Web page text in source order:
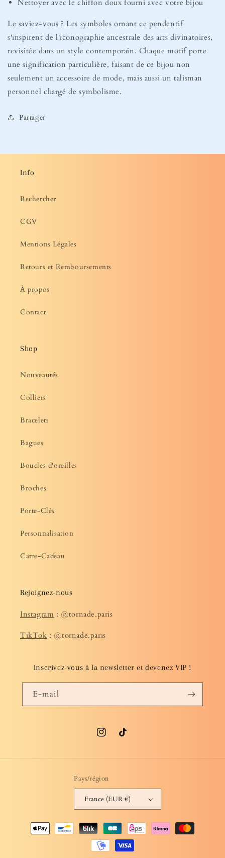
Nettoyer avec le chiffon doux fourni avec votre bijou
Le saviez-vous ? Les symboles ornant ce pendentif
s'inspirent de l'iconographie ancestrale des arts divinatoires,
revisitée dans un style contemporain. Chaque motif porte
une signification particulière, faisant de ce bijou non
seulement un accessoire de mode, mais aussi un talisman
personnel chargé de symbolisme.
Partager
Info
Rechercher
CGV
Mentions Légales
Retours et Remboursements
À propos
Contact
Shop
Nouveautés
Colliers
Bracelets
Bagues
Boucles d'oreilles
Broches
Porte-Clés
Personnalisation
Carte-Cadeau
Rejoignez-nous
Instagram : @tornade.paris
TikTok : @tornade.paris
Inscrivez-vous à la newsletter et devenez VIP !
E-mail
InstagramTikTok
Pays/région
France (EUR €)
Moyens